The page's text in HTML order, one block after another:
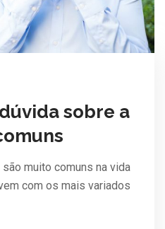
sobre a
muito comuns na vida
com os mais variados